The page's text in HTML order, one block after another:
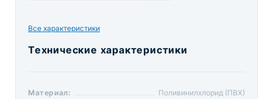
Технические характеристики
Материал: Поливинилхлорид (ПВХ)
Все характеристики